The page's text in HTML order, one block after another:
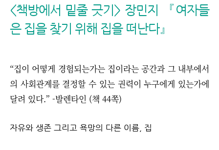
<책방에서 밑줄 긋기> 장민지 『여자들
은 집을 찾기 위해 집을 떠난다』
“집이 어떻게 경험되는가는 집이라는 공간과 그 내부에서
의 사회관계를 결정할 수 있는 권력이 누구에게 있는가에
달려 있다.” -발렌타인 (책 44쪽)
자유와 생존 그리고 욕망의 다른 이름, 집